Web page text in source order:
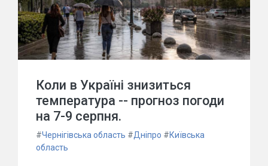
Коли в Україні знизиться
температура -- прогноз погоди
на 7-9 серпня.
#Чернігівська область #Дніпро #Київська
область